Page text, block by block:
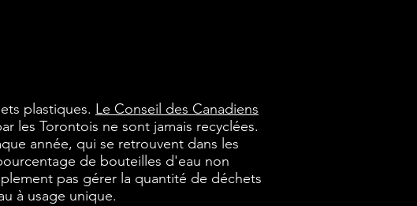
plastiques. Le Conseil des Canadiens
les Torontois ne sont jamais recyclées.
année, qui se retrouvent dans les
de bouteilles d'eau non
pas gérer la quantité de déchets
à usage unique.